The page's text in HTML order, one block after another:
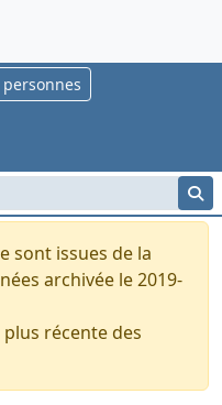
sont issues de la
archivée le 2019-
récente des